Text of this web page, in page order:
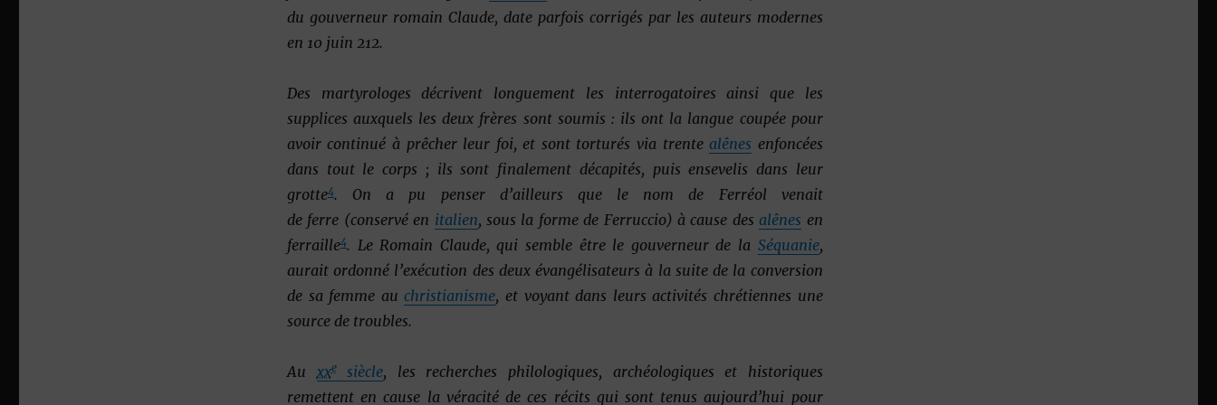
du gouverneur romain Claude, date parfois corrigés par les auteurs modernes
en 10 juin 212.
Des martyrologes décrivent longuement les interrogatoires ainsi que les
supplices auxquels les deux frères sont soumis : ils ont la langue coupée pour
avoir continué à prêcher leur foi, et sont torturés via trentealênes enfoncées
dans tout le corps ; ils sont finalement décapités, puis ensevelis dans leur
grotte4. On a pu penser d’ailleurs que le nom de Ferréol venait
de ferre (conservé en italien, sous la forme de Ferruccio) à cause desalênes en
ferraille4. Le Romain Claude, qui semble être le gouverneur de la Séquanie,
aurait ordonné l’exécution des deux évangélisateurs à la suite de la conversion
de sa femme auchristianisme, et voyant dans leurs activités chrétiennes une
source de troubles.
Au xxesiècle, les recherches philologiques, archéologiques et historiques
remettent en cause la véracité de ces récits qui sont tenus aujourd’hui pour